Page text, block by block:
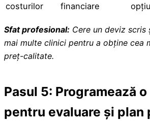
costurilor
financiare
Sfat profesional: Cere un deviz
mai multe clinici pentru a obține cea
preț-calitate.
Pasul 5: Programează
pentru evaluare și plan